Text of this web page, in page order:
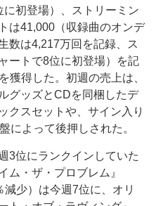
初登場）、ストリーミン
は41,000（収録曲のオンデ
数は4,217万回を記録、ス
ートで8位に初登場）を記
獲得した。初週の売上は、
グッズとCDを同梱したデ
クスセットや、サイン入り
によって後押しされた。
3位にランクインしていた
ム・ザ・プロブレム』
減少）は今週7位に、オリ